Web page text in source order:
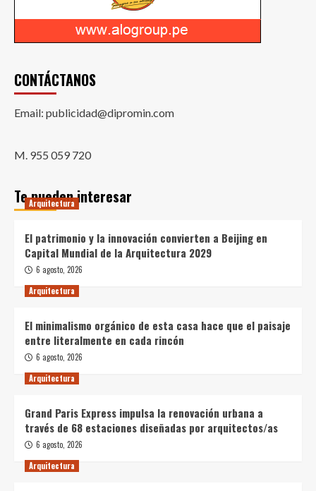
CONTÁCTANOS
Email: publicidad@dipromin.com
M. 955 059 720
Te pueden interesar
Arquitectura
El patrimonio y la innovación convierten a Beijing en
Capital Mundial de la Arquitectura 2029
6 agosto, 2026
Arquitectura
El minimalismo orgánico de esta casa hace que el paisaje
entre literalmente en cada rincón
6 agosto, 2026
Arquitectura
Grand Paris Express impulsa la renovación urbana a
través de 68 estaciones diseñadas por arquitectos/as
6 agosto, 2026
Arquitectura